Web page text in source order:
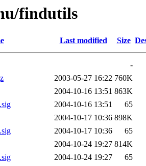
findutils
Last modified Size
-
2003-05-27 16:22 760K
2004-10-16 13:51 863K
2004-10-16 13:51
65
2004-10-17 10:36 898K
2004-10-17 10:36
65
2004-10-24 19:27 814K
2004-10-24 19:27
65